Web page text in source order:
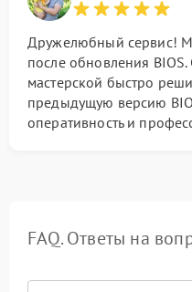
Дружелюбный сервис!
после обновления
мастерской быстро
предыдущую версию
оперативность и
FAQ. Ответы на